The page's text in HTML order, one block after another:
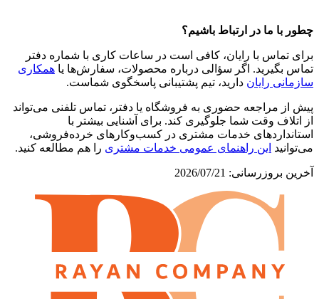
چطور با ما در ارتباط باشیم؟
برای تماس با رایان، کافی است در ساعات کاری با شماره دفتر
تماس بگیرید. اگر سؤالی درباره محصولات، سفارش‌ها یا همکاری
سازمانی رایان دارید، تیم پشتیبانی پاسخگوی شماست.
پیش از مراجعه حضوری به فروشگاه یا دفتر، تماس تلفنی می‌تواند
از اتلاف وقت شما جلوگیری کند. برای آشنایی بیشتر با
استانداردهای خدمات مشتری در کسب‌وکارهای خرده‌فروشی،
می‌توانید این راهنمای عمومی خدمات مشتری را هم مطالعه کنید.
آخرین بروزرسانی: 2026/07/21